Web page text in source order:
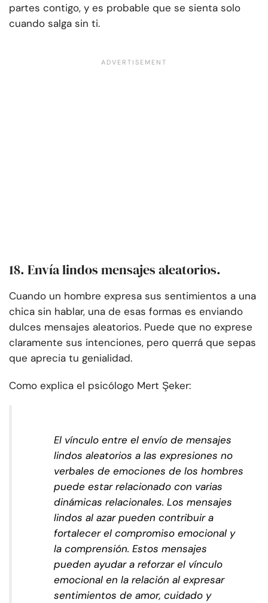
partes contigo, y es probable que se sienta solo
cuando salga sin ti.
18. Envía lindos mensajes aleatorios.
Cuando un hombre expresa sus sentimientos a una
chica sin hablar, una de esas formas es enviando
dulces mensajes aleatorios. Puede que no exprese
claramente sus intenciones, pero querrá que sepas
que aprecia tu genialidad.
Como explica el psicólogo Mert Şeker:
El vínculo entre el envío de mensajes
lindos aleatorios a las expresiones no
verbales de emociones de los hombres
puede estar relacionado con varias
dinámicas relacionales. Los mensajes
lindos al azar pueden contribuir a
fortalecer el compromiso emocional y
la comprensión. Estos mensajes
pueden ayudar a reforzar el vínculo
emocional en la relación al expresar
sentimientos de amor, cuidado y